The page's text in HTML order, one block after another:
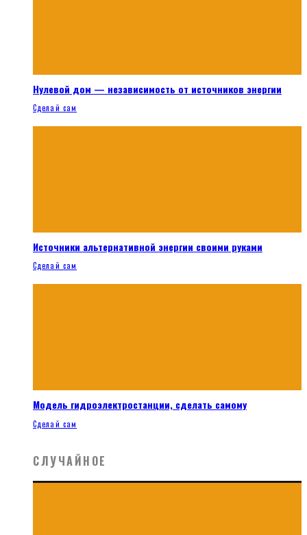
Нулевой дом — независимость от источников энергии
Сделай сам
Источники альтернативной энергии своими руками
Сделай сам
Модель гидроэлектростанции, сделать самому
Сделай сам
СЛУЧАЙНОЕ